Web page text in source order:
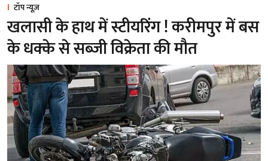
टॉप न्यूज़
खलासी के हाथ में स्टीयरिंग ! करीमपुर में बस
के धक्के से सब्जी विक्रेता की मौत